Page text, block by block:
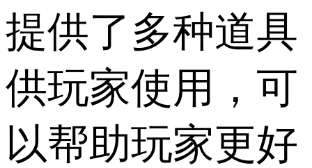
提供了多种道具
供玩家使用，可
以帮助玩家更好